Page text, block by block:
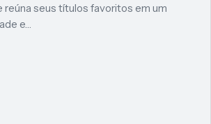
reúna seus títulos favoritos em um
e…